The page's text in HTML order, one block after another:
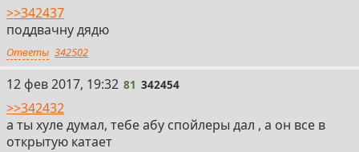
>>342437
поддвачну дядю
Ответы 342502
81
12 фев 2017, 19:32 81 342454
>>342432
а ты хуле думал, тебе абу спойлеры дал , а он все в
открытую катает